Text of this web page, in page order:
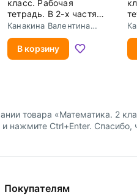
класс. Рабочая
тетрадь. В 2-х частях.
Часть 1. ФГОС
Канакина Валентина
В корзину
товара «Математика. 2
нажмите Ctrl+Enter. Спасибо,
Покупателям